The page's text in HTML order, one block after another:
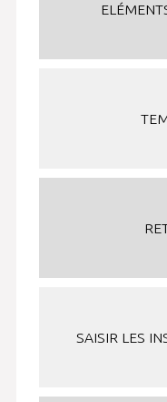
SAISIR LES